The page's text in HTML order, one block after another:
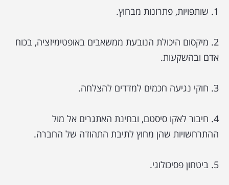
1. שותפויות, פתרונות מבחוץ.
2. מיקסום היכולת הנובעת ממשאבים באופטימיזציה, בכוח
אדם ובהשקעות.
3. חוקי נגיעה חכמים למדדים להצלחה.
4. חיבור לאקו סיסטם, ובחינת האתגרים אל מול
ההתרחשויות שהן מחוץ לתיבת התהודה של החברה.
5. ביטחון פסיכולוגי.